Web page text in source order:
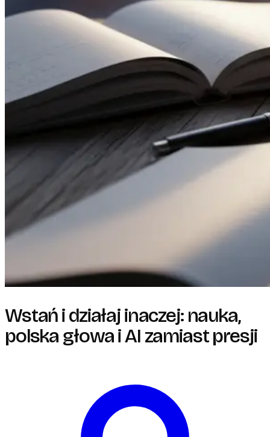
Wstań i działaj inaczej: nauka,
polska głowa i AI zamiast presji